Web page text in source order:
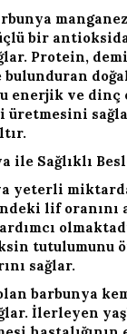
bir
Protein,
bulunduran
enerjik ve dinç
ile Sağlıklı
yeterli
lif oranını
tutulumunu
sağlar.
barbunya
İlerleyen